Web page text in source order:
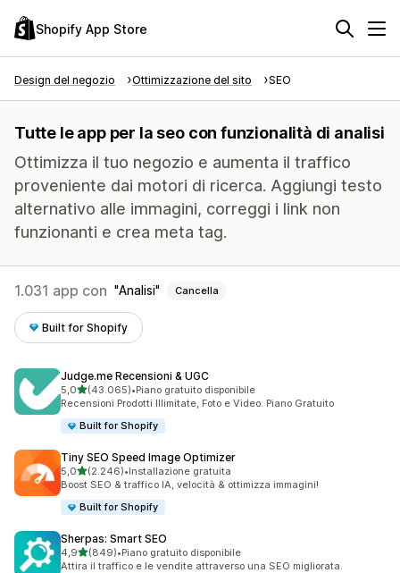
Shopify App Store
Design del negozio Ottimizzazione del sito SEO
Tutte le app per la seo con funzionalità di analisi
Ottimizza il tuo negozio e aumenta il traffico
proveniente dai motori di ricerca. Aggiungi testo
alternativo alle immagini, correggi i link non
funzionanti e crea meta tag.
1.031 app con Analisi Cancella
Built for Shopify
Judge.me Recensioni & UGC
5,0stelle su 5
(43.065)
43065 recensioni totali
•Piano gratuito disponibile
Recensioni Prodotti Illimitate, Foto e Video. Piano Gratuito
Built for Shopify
Tiny SEO Speed Image Optimizer
5,0stelle su 5
(2.246)
2246 recensioni totali
•Installazione gratuita
Boost SEO & traffico IA, velocità & ottimizza immagini!
Built for Shopify
Sherpas: Smart SEO
4,9stelle su 5
(849)
849 recensioni totali
•Piano gratuito disponibile
Attira il traffico e le vendite attraverso una SEO migliorata.